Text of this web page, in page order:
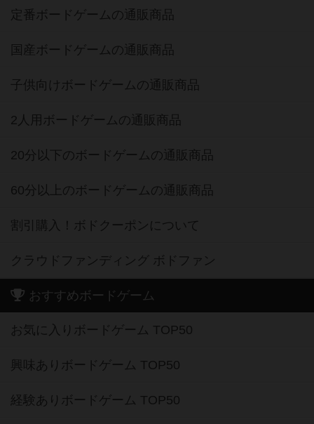
定番ボードゲームの通販商品
国産ボードゲームの通販商品
子供向けボードゲームの通販商品
2人用ボードゲームの通販商品
20分以下のボードゲームの通販商品
60分以上のボードゲームの通販商品
割引購入！ボドクーポンについて
クラウドファンディング ボドファン
おすすめボードゲーム
お気に入りボードゲーム TOP50
興味ありボードゲーム TOP50
経験ありボードゲーム TOP50